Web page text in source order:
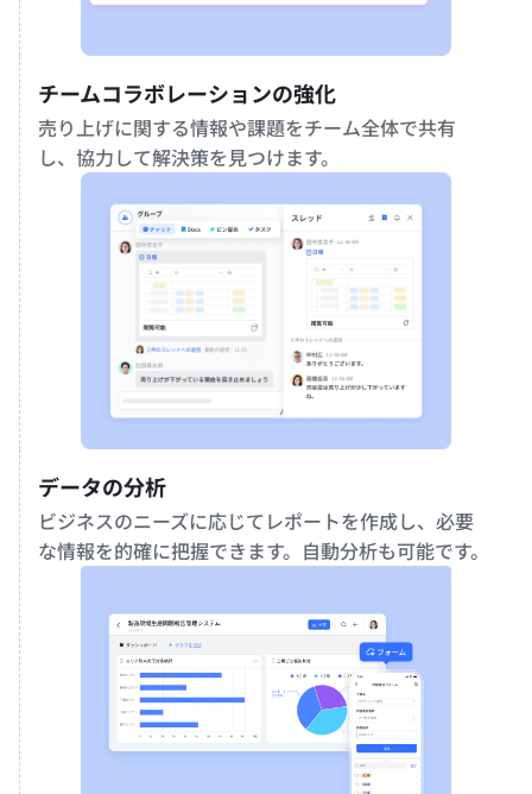
チームコラボレーションの強化
売り上げに関する情報や課題をチーム全体で共有
し、協力して解決策を見つけます。
データの分析
ビジネスのニーズに応じてレポートを作成し、必要
な情報を的確に把握できます。自動分析も可能です。